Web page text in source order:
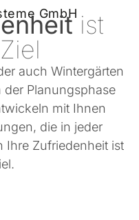
GmbHist
auch Wintergärten
der Planungsphase
mit Ihnen
die in jeder
Ihre Zufriedenheit ist